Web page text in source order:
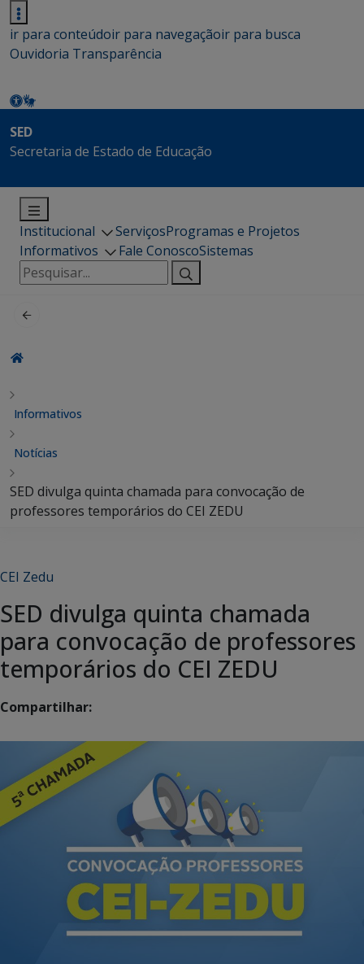
ir para conteúdoir para navegaçãoir para busca
Ouvidoria Transparência
SED
Secretaria de Estado de Educação
Institucional ServiçosProgramas e Projetos
Informativos
Fale ConoscoSistemas
Pesquisar
por:
Informativos
Notícias
SED divulga quinta chamada para convocação de
professores temporários do CEI ZEDU
CEI Zedu
SED divulga quinta chamada
para convocação de professores
temporários do CEI ZEDU
Compartilhar: